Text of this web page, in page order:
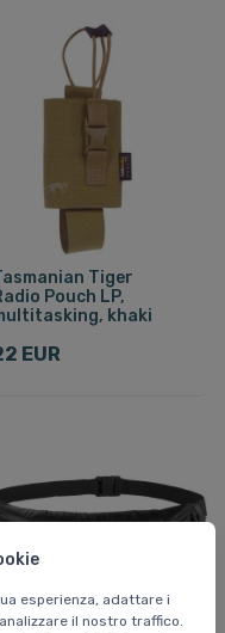
esperienza, adattare i
il nostro traffico.
Tiger
Pouch LP,
khaki
EUR